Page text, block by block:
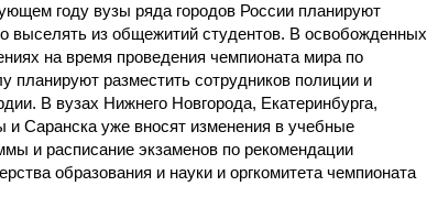
году вузы ряда городов России планируют
выселять из общежитий студентов. В освобожденных
на время проведения чемпионата мира по
планируют разместить сотрудников полиции и
В вузах Нижнего Новгорода, Екатеринбурга,
и Саранска уже вносят изменения в учебные
и расписание экзаменов по рекомендации
образования и науки и оргкомитета чемпионата